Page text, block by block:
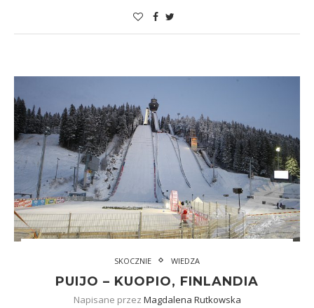
SKOCZNIE WIEDZA
PUIJO – KUOPIO, FINLANDIA
Napisane przez Magdalena Rutkowska